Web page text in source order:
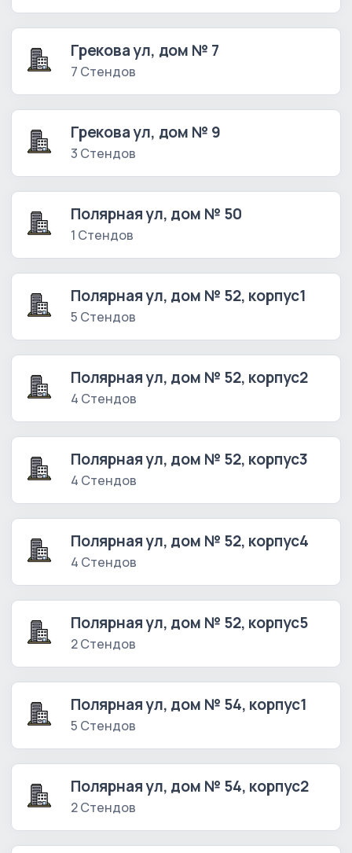
Грекова ул, дом № 7
7 Стендов
Грекова ул, дом № 9
3 Стендов
Полярная ул, дом № 50
1 Стендов
Полярная ул, дом № 52, корпус1
5 Стендов
Полярная ул, дом № 52, корпус2
4 Стендов
Полярная ул, дом № 52, корпус3
4 Стендов
Полярная ул, дом № 52, корпус4
4 Стендов
Полярная ул, дом № 52, корпус5
2 Стендов
Полярная ул, дом № 54, корпус1
5 Стендов
Полярная ул, дом № 54, корпус2
2 Стендов